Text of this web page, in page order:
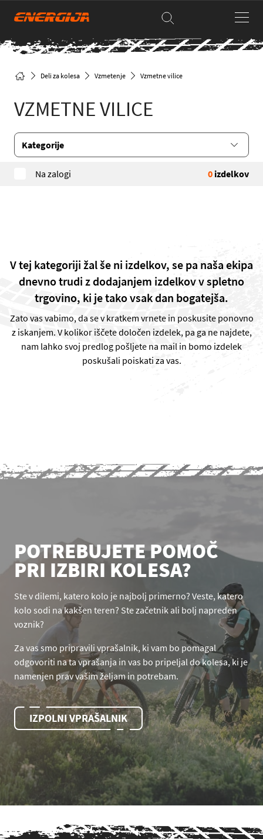
Deli za kolesa Vzmetenje Vzmetne vilice
VZMETNE VILICE
Kategorije
Na zalogi 0 izdelkov
V tej kategoriji žal še ni izdelkov, se pa naša ekipa
dnevno trudi z dodajanjem izdelkov v spletno
trgovino, ki je tako vsak dan bogatejša.
Zato vas vabimo, da se v kratkem vrnete in poskusite ponovno
z iskanjem. V kolikor iščete določen izdelek, pa ga ne najdete,
nam lahko svoj predlog pošljete na mail in bomo izdelek
poskušali poiskati za vas.
POTREBUJETE POMOČ
PRI IZBIRI KOLESA?
Ste v dilemi, katero kolo je najbolj primerno? Veste, katero
kolo sodi na kakšen teren? Ste začetnik ali bolj napreden
voznik?
Za vas smo pripravili vprašalnik, ki vam bo pomagal
odgovoriti na ta vprašanja in vas bo pripeljal do kolesa, ki je
namenjen prav vašim željam in potrebam.
IZPOLNI VPRAŠALNIK